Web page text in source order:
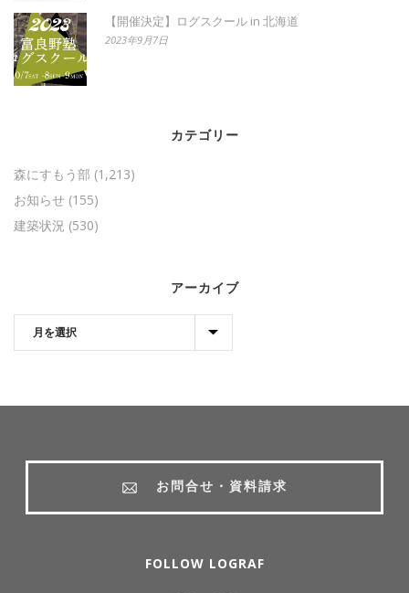
【開催決定】ログスクール in 北海道
2023年9月7日
カテゴリー
森にすもう部 (1,213)
お知らせ (155)
建築状況 (530)
アーカイブ
お問合せ・資料請求
FOLLOW LOGRAF